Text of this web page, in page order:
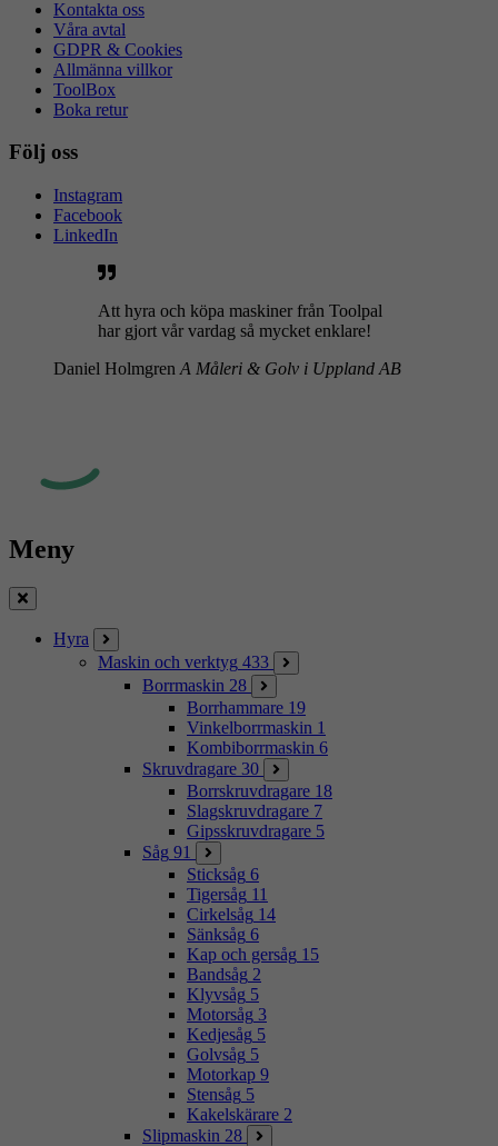
Kontakta oss
Våra avtal
GDPR & Cookies
Allmänna villkor
ToolBox
Boka retur
Följ oss
Instagram
Facebook
LinkedIn
Att hyra och köpa maskiner från Toolpal
har gjort vår vardag så mycket enklare!
Daniel Holmgren A Måleri & Golv i Uppland AB
Meny
Stäng
Hyra
Maskin och verktyg 433
Borrmaskin 28
Borrhammare 19
Vinkelborrmaskin 1
Kombiborrmaskin 6
Skruvdragare 30
Borrskruvdragare 18
Slagskruvdragare 7
Gipsskruvdragare 5
Såg 91
Sticksåg 6
Tigersåg 11
Cirkelsåg 14
Sänksåg 6
Kap och gersåg 15
Bandsåg 2
Klyvsåg 5
Motorsåg 3
Kedjesåg 5
Golvsåg 5
Motorkap 9
Stensåg 5
Kakelskärare 2
Slipmaskin 28